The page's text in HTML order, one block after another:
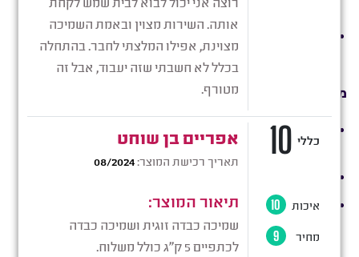
השילוח עבור המוצר שמוחזר הן הלוך והן חזור.
לא יינתן החזר כספי עבור מוצרים שנפגמו או ניזוקו על ידי
מדיניות פרטיות:
החנות תשתמש בפרטים האישיים של הלקוח לצורך ביצוע
ההזמנה בלבד.
אנו נשמור את הפרטים האישיים שלכם במערכת לטובת
אספקת המשלוח ו/או יצירת קשר לטובת אספקה מוצלחת
של המשלוח.